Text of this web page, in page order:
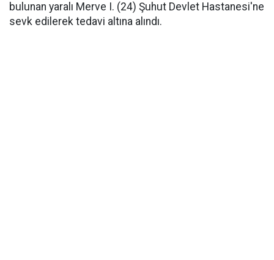
bulunan yaralı Merve I. (24) Şuhut Devlet Hastanesi'ne
sevk edilerek tedavi altına alındı.